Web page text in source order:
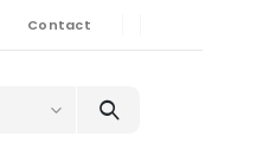
Contact